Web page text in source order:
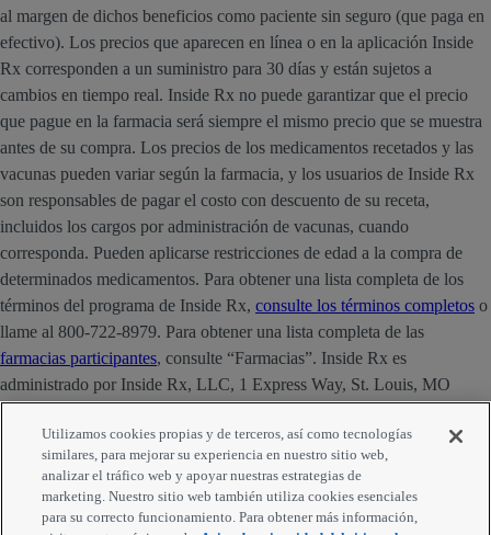
al margen de dichos beneficios como paciente sin seguro (que paga en
efectivo). Los precios que aparecen en línea o en la aplicación Inside
Rx corresponden a un suministro para 30 días y están sujetos a
cambios en tiempo real. Inside Rx no puede garantizar que el precio
que pague en la farmacia será siempre el mismo precio que se muestra
antes de su compra. Los precios de los medicamentos recetados y las
vacunas pueden variar según la farmacia, y los usuarios de Inside Rx
son responsables de pagar el costo con descuento de su receta,
incluidos los cargos por administración de vacunas, cuando
corresponda. Pueden aplicarse restricciones de edad a la compra de
determinados medicamentos. Para obtener una lista completa de los
términos del programa de Inside Rx, consulte los términos completos o
llame al 800-722-8979. Para obtener una lista completa de las
farmacias participantes, consulte “Farmacias”. Inside Rx es
administrado por Inside Rx, LLC, 1 Express Way, St. Louis, MO
Strategic Development, Inc.
Utilizamos cookies propias y de terceros, así como tecnologías
similares, para mejorar su experiencia en nuestro sitio web,
analizar el tráfico web y apoyar nuestras estrategias de
marketing. Nuestro sitio web también utiliza cookies esenciales
para su correcto funcionamiento. Para obtener más información,